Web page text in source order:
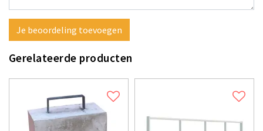
Je beoordeling toevoegen
Gerelateerde producten